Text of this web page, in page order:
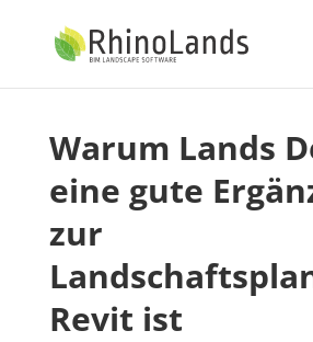
Warum Lands
eine gute
zur
Revit ist